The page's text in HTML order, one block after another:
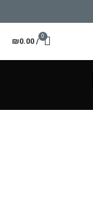
0
/
₪0.00